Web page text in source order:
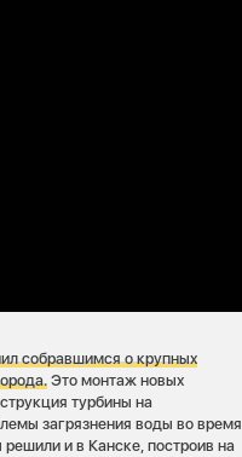
собравшимся о крупных
Это монтаж новых
турбины на
загрязнения воды во время
и в Канске, построив на